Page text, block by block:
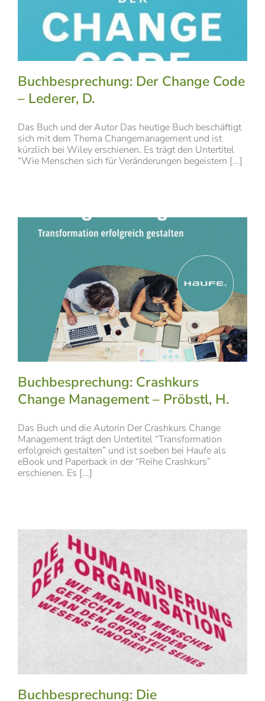
Buchbesprechung: Der Change Code
– Lederer, D.
Das Buch und der Autor Das heutige Buch beschäftigt
sich mit dem Thema Changemanagement und ist
kürzlich bei Wiley erschienen. Es trägt den Untertitel
“Wie Menschen sich für Veränderungen begeistern [...]
Buchbesprechung: Crashkurs
Change Management – Pröbstl, H.
Das Buch und die Autorin Der Crashkurs Change
Management trägt den Untertitel “Transformation
erfolgreich gestalten” und ist soeben bei Haufe als
eBook und Paperback in der “Reihe Crashkurs”
erschienen. Es [...]
Buchbesprechung: Die